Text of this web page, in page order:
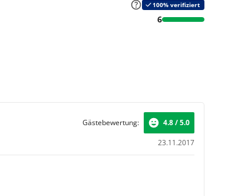
100% verifiziert
6
23.11.2017
Gästebewertung: 4.8 / 5.0